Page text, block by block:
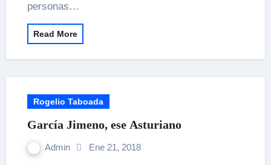
personas…
Read More
Rogelio Taboada
García Jimeno, ese Asturiano
Admin Ene 21, 2018